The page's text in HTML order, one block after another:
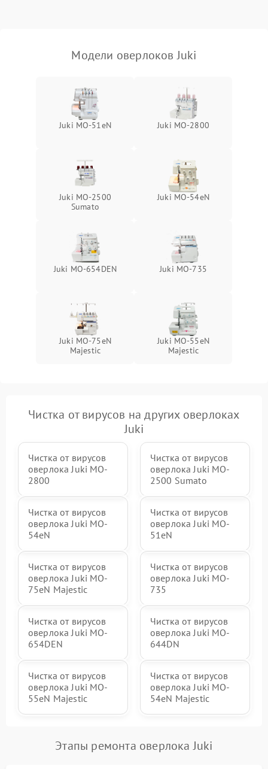
Модели оверлоков Juki
Juki MO-51eN Juki MO-2800
Juki MO-2500
Sumato
Juki MO-54eN
Juki MO-654DEN Juki MO-735
Juki MO-75eN
Majestic
Juki MO-55eN
Majestic
Чистка от вирусов на других оверлоках
Juki
Чистка от вирусов
оверлока Juki MO-
2800
Чистка от вирусов
оверлока Juki MO-
2500 Sumato
Чистка от вирусов
оверлока Juki MO-
54eN
Чистка от вирусов
оверлока Juki MO-
51eN
Чистка от вирусов
оверлока Juki MO-
75eN Majestic
Чистка от вирусов
оверлока Juki MO-
735
Чистка от вирусов
оверлока Juki MO-
654DEN
Чистка от вирусов
оверлока Juki MO-
644DN
Чистка от вирусов
оверлока Juki MO-
55eN Majestic
Чистка от вирусов
оверлока Juki MO-
54eN Majestic
Этапы ремонта оверлока Juki